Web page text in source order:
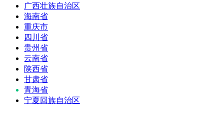
广西壮族自治区
海南省
重庆市
四川省
贵州省
云南省
陕西省
甘肃省
青海省
宁夏回族自治区